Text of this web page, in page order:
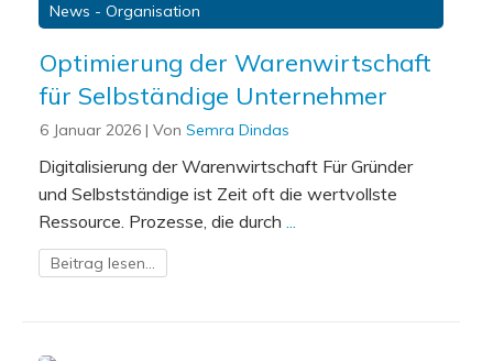
News - Organisation
Optimierung der Warenwirtschaft
für Selbständige Unternehmer
6 Januar 2026 | Von Semra Dindas
Digitalisierung der Warenwirtschaft Für Gründer
und Selbstständige ist Zeit oft die wertvollste
Ressource. Prozesse, die durch ...
Beitrag lesen...